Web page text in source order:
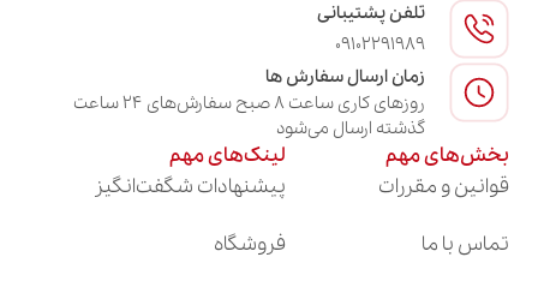
تلفن پشتیبانی
09102291989
زمان ارسال سفارش ها
روزهای کاری ساعت ۸ صبح سفارش‌های ۲۴ ساعت
گذشته ارسال می‌شود
بخش‌های مهم
قوانین و مقررات
تماس با ما
لینک‌های مهم
پیشنهادات شگفت‌انگیز
فروشگاه